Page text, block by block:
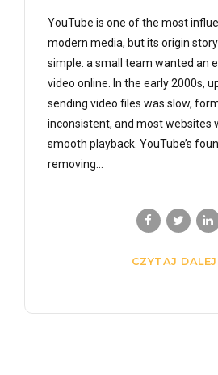
YouTube is one of the most
modern media, but its origin
simple: a small team wanted an
video online. In the early 2000s,
sending video files was slow,
inconsistent, and most websites
smooth playback. YouTube’s
removing...
CZYTAJ DALEJ